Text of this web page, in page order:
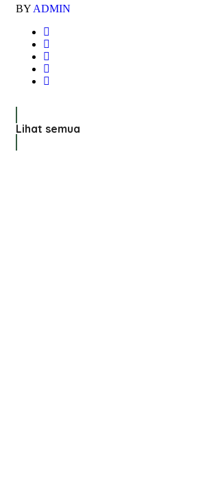
BYADMIN
Lihat semua